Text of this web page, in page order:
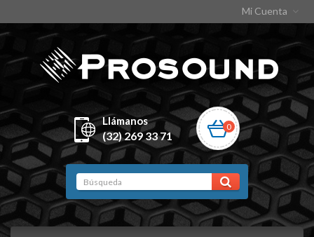
Mi Cuenta
Llámanos
(32) 269 33 71
0